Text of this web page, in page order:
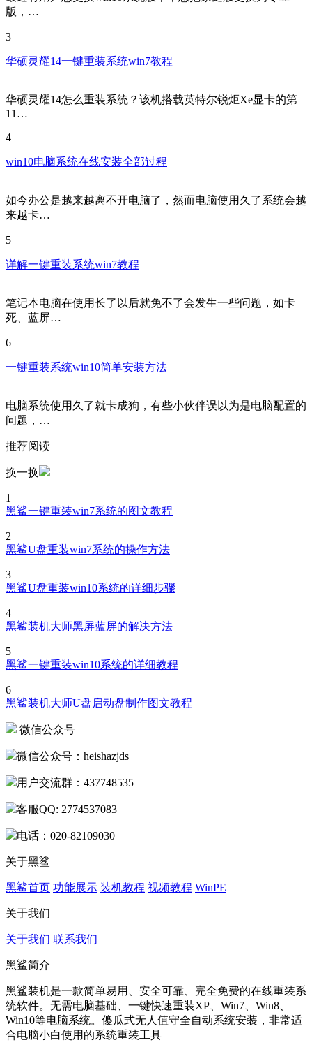
版，…
3
华硕灵耀14一键重装系统win7教程
华硕灵耀14怎么重装系统？该机搭载英特尔锐炬Xe显卡的第
11…
4
win10电脑系统在线安装全部过程
如今办公是越来越离不开电脑了，然而电脑使用久了系统会越
来越卡…
5
详解一键重装系统win7教程
笔记本电脑在使用长了以后就免不了会发生一些问题，如卡
死、蓝屏…
6
一键重装系统win10简单安装方法
电脑系统使用久了就卡成狗，有些小伙伴误以为是电脑配置的
问题，…
推荐阅读
换一换
1
黑鲨一键重装win7系统的图文教程
2
黑鲨U盘重装win7系统的操作方法
3
黑鲨U盘重装win10系统的详细步骤
4
黑鲨装机大师黑屏蓝屏的解决方法
5
黑鲨一键重装win10系统的详细教程
6
黑鲨装机大师U盘启动盘制作图文教程
微信公众号
微信公众号：heishazjds
用户交流群：437748535
客服QQ: 2774537083
电话：020-82109030
关于黑鲨
黑鲨首页 功能展示 装机教程 视频教程 WinPE
关于我们
关于我们 联系我们
黑鲨简介
黑鲨装机是一款简单易用、安全可靠、完全免费的在线重装系
统软件。无需电脑基础、一键快速重装XP、Win7、Win8、
Win10等电脑系统。傻瓜式无人值守全自动系统安装，非常适
合电脑小白使用的系统重装工具